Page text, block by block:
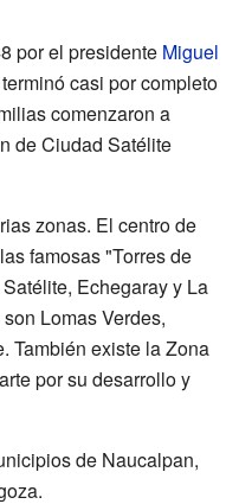
por el presidente Miguel
casi por completo
comenzaron a
de Ciudad Satélite
zonas. El centro de
famosas "Torres de
Echegaray y La
Lomas Verdes,
También existe la Zona
por su desarrollo y
de Naucalpan,